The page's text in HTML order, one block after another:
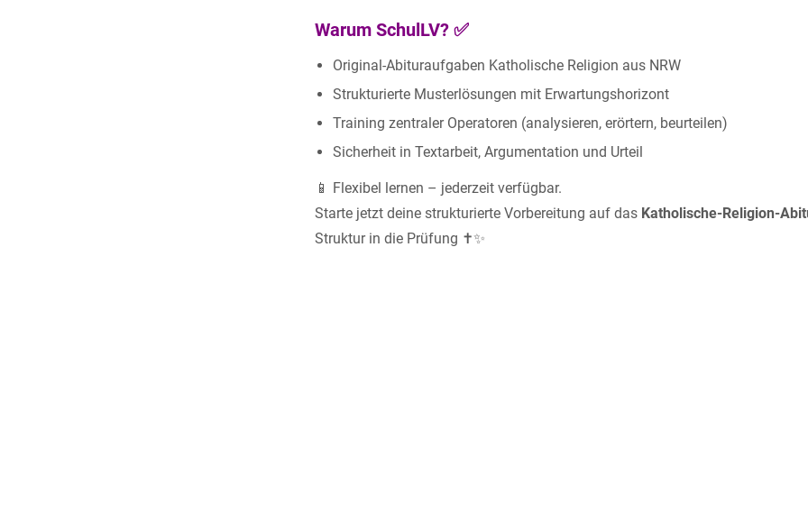
Warum SchulLV? ✅
Original-Abituraufgaben Katholische Religion aus NRW
Strukturierte Musterlösungen mit Erwartungshorizont
Training zentraler Operatoren (analysieren, erörtern, beurteilen)
Sicherheit in Textarbeit, Argumentation und Urteil
📱 Flexibel lernen – jederzeit verfügbar.
Starte jetzt deine strukturierte Vorbereitung auf das Katholische-Religion-
Struktur in die Prüfung ✝️✨